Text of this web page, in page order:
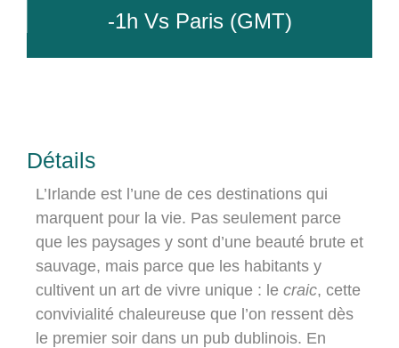
-1h Vs Paris (GMT)
Détails
L’Irlande est l’une de ces destinations qui
marquent pour la vie. Pas seulement parce
que les paysages y sont d’une beauté brute et
sauvage, mais parce que les habitants y
cultivent un art de vivre unique : le craic, cette
convivialité chaleureuse que l’on ressent dès
le premier soir dans un pub dublinois. En